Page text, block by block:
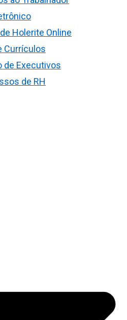
Holerite Online
Currículos
de Executivos
de RH